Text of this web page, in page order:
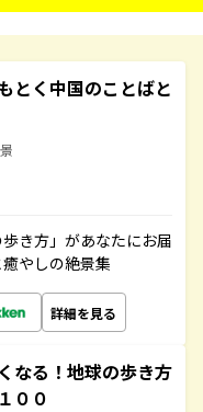
とく中国のことばと
き方」があなたにお届
やしの絶景集
詳細を見る
なる！地球の歩き方
００